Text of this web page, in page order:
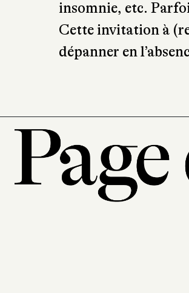
textes, plus ou
désagréments, tels
insomnie, etc.